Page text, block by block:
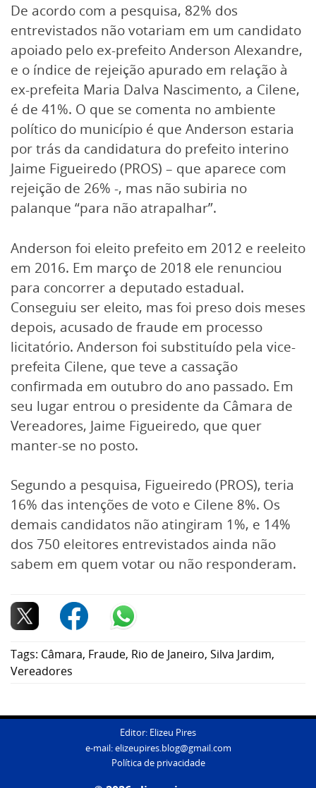
De acordo com a pesquisa, 82% dos
entrevistados não votariam em um candidato
apoiado pelo ex-prefeito Anderson Alexandre,
e o índice de rejeição apurado em relação à
ex-prefeita Maria Dalva Nascimento, a Cilene,
é de 41%. O que se comenta no ambiente
político do município é que Anderson estaria
por trás da candidatura do prefeito interino
Jaime Figueiredo (PROS) – que aparece com
rejeição de 26% -, mas não subiria no
palanque “para não atrapalhar”.
Anderson foi eleito prefeito em 2012 e reeleito
em 2016. Em março de 2018 ele renunciou
para concorrer a deputado estadual.
Conseguiu ser eleito, mas foi preso dois meses
depois, acusado de fraude em processo
licitatório. Anderson foi substituído pela vice-
prefeita Cilene, que teve a cassação
confirmada em outubro do ano passado. Em
seu lugar entrou o presidente da Câmara de
Vereadores, Jaime Figueiredo, que quer
manter-se no posto.
Segundo a pesquisa, Figueiredo (PROS), teria
16% das intenções de voto e Cilene 8%. Os
demais candidatos não atingiram 1%, e 14%
dos 750 eleitores entrevistados ainda não
sabem em quem votar ou não responderam.
Tags: Câmara, Fraude, Rio de Janeiro, Silva Jardim,
Vereadores
Editor: Elizeu Pires
e-mail:elizeupires.blog@gmail.com
Política de privacidade